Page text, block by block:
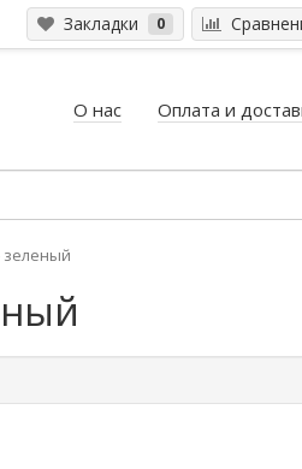
Закладки 0
О нас Оплата и
зеленый